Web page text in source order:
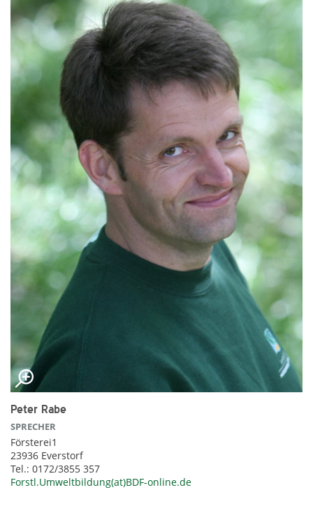
Peter Rabe
SPRECHER
Försterei1
23936 Everstorf
Tel.: 0172/3855 357
Forstl.Umweltbildung(at)BDF-online.de